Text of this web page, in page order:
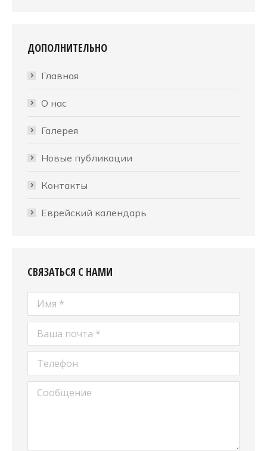
ДОПОЛНИТЕЛЬНО
Главная
О нас
Галерея
Новые публикации
Контакты
Еврейский календарь
СВЯЗАТЬСЯ С НАМИ
Имя *
Ваша почта *
Телефон
Сообщение